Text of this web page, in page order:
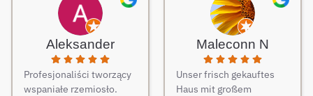
Aleksander
Profesjonaliści tworzący
wspaniałe rzemiosło.
Maleconn N
Unser frisch gekauftes
Haus mit großem